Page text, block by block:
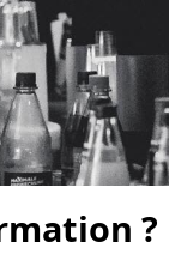
?